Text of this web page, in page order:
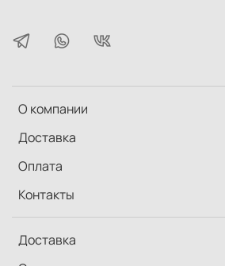
О компании
Доставка
Оплата
Контакты
Доставка